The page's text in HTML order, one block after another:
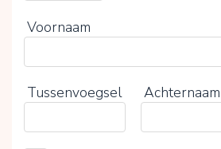
Voornaam
Tussenvoegsel Achternaam